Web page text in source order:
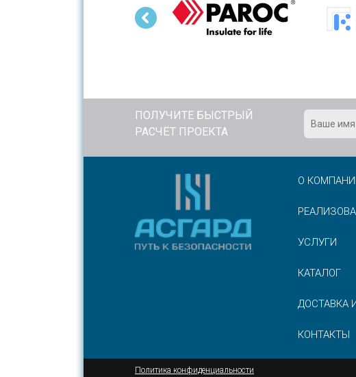
ПОЛУЧИТЕ БЫСТРЫЙ
РАСЧЁТ ПРОЕКТА
О
УСЛУГИ
КАТАЛОГ
ДОСТАВКА
КОНТАКТЫ
Политика конфиденциальности